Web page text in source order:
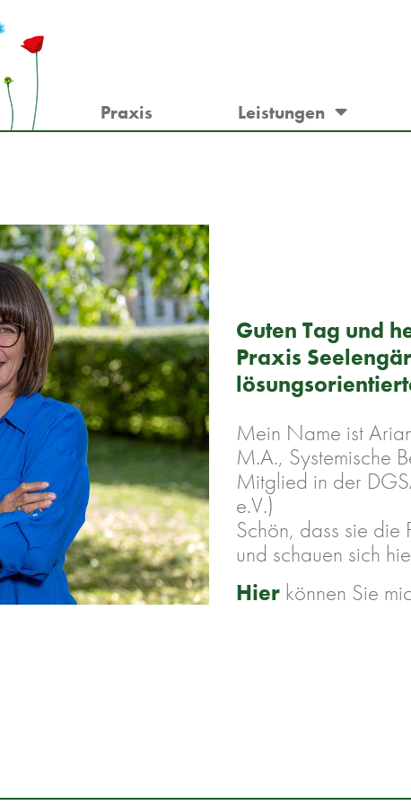
Praxis Leistungen
Guten Tag und
Praxis
Mein Name ist
M.A., Systemische
Mitglied in der
e.V.)
Schön, dass sie die
und schauen sich
Hier können Sie